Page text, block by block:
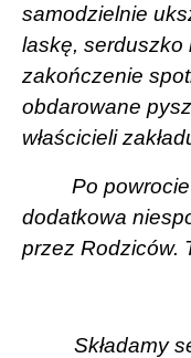
samodzielnie
laskę, serduszko
zakończenie
obdarowane
właścicieli
Po
dodatkowa
przez Rodziców.
Składamy